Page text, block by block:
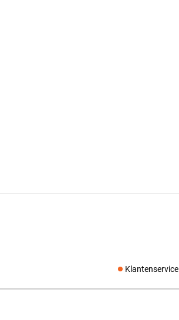
Klantenservice
Social media